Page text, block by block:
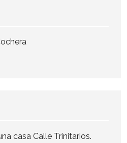
casa Calle Trinitarios.